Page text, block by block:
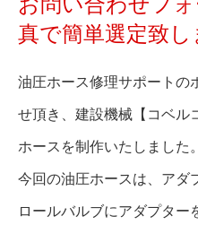
真で簡単選定致し
油圧ホース修理サポートの
せ頂き、建設機械【コベル
ホースを制作いたしました。
今回の油圧ホースは、アダ
ロールバルブにアダプター